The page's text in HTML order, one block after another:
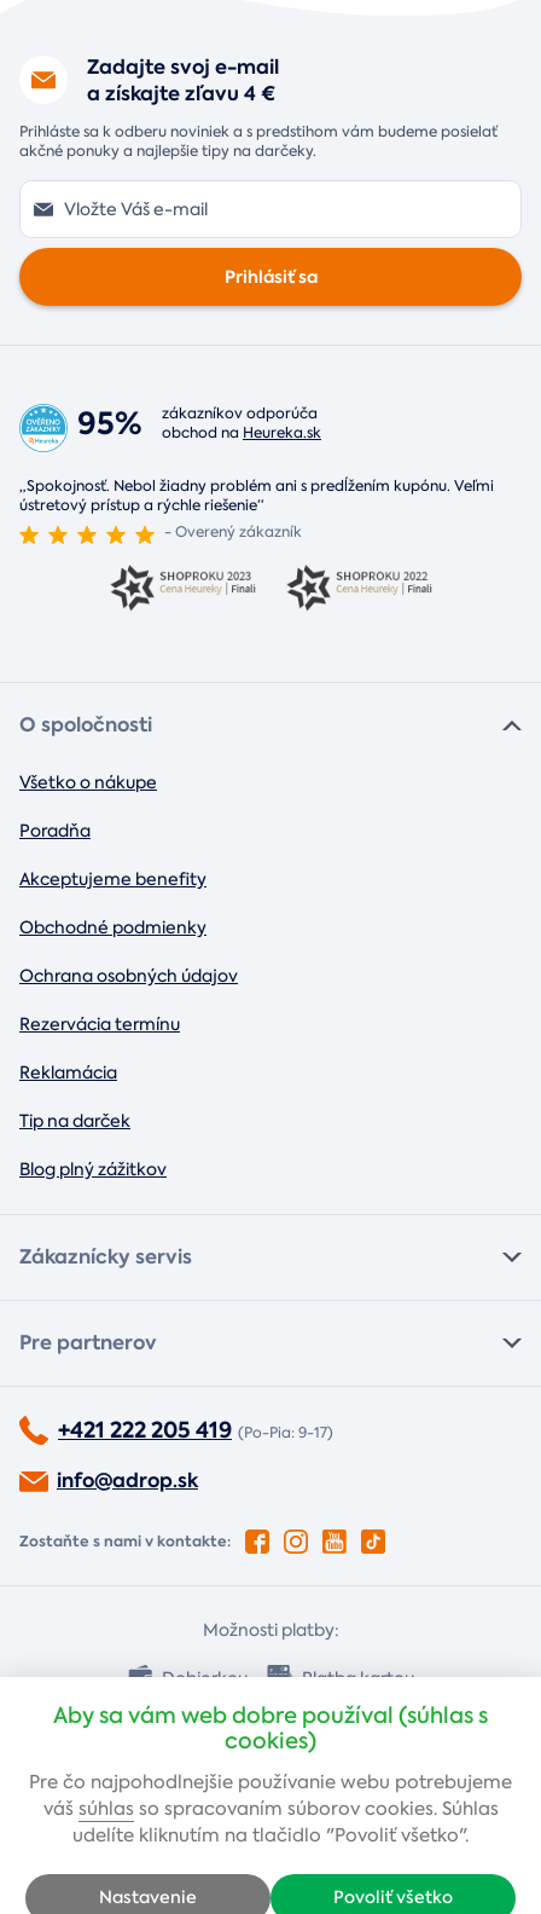
Zadajte svoj e-mail
a získajte zľavu 4 €
Prihláste sa k odberu noviniek a s predstihom vám budeme posielať
akčné ponuky a najlepšie tipy na darčeky.
Prihlásiť sa
95%
zákazníkov odporúča
obchod na Heureka.sk
„Spokojnosť. Nebol žiadny problém ani s predĺžením kupónu. Veľmi
ústretový prístup a rýchle riešenie“
- Overený zákazník
O spoločnosti
Všetko o nákupe
Poradňa
Akceptujeme benefity
Obchodné podmienky
Ochrana osobných údajov
Rezervácia termínu
Reklamácia
Tip na darček
Blog plný zážitkov
Zákaznícky servis
Pre partnerov
+421 222 205 419 (Po-Pia: 9-17)
info@adrop.sk
Zostaňte s nami v kontakte:
Možnosti platby:
Dobierkou Platba kartou
Bankovým prevodom
Copyright © 2005-2026 Adrop s.r.o. - Všetky práva vyhradené
Aby sa vám web dobre používal (súhlas s
cookies)
Pre čo najpohodlnejšie používanie webu potrebujeme
váš súhlas so spracovaním súborov cookies. Súhlas
udelíte kliknutím na tlačidlo "Povoliť všetko".
Povoliť všetko
Nastavenie